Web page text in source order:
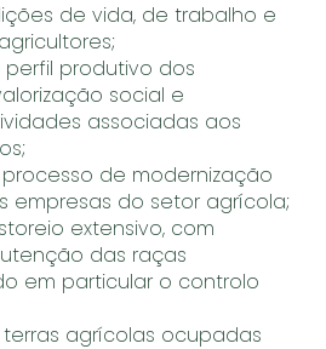
de vida, de trabalho e
perfil produtivo dos
social e
associadas aos
de modernização
empresas do setor agrícola;
extensivo, com
das raças
em particular o controlo
agrícolas ocupadas